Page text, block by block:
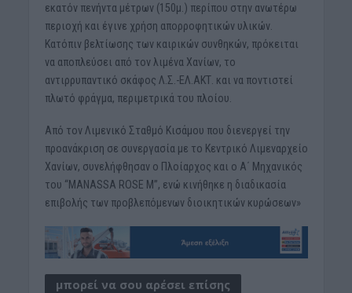
εκατόν πενήντα μέτρων (150μ.) περίπου στην ανωτέρω
περιοχή και έγινε χρήση απορροφητικών υλικών.
Κατόπιν βελτίωσης των καιρικών συνθηκών, πρόκειται
να αποπλεύσει από τον λιμένα Χανίων, το
αντιρρυπαντικό σκάφος Λ.Σ.-ΕΛ.ΑΚΤ. και να ποντιστεί
πλωτό φράγμα, περιμετρικά του πλοίου.
Από τον Λιμενικό Σταθμό Κισάμου που διενεργεί την
προανάκριση σε συνεργασία με το Κεντρικό Λιμεναρχείο
Χανίων, συνελήφθησαν ο Πλοίαρχος και ο Α΄ Μηχανικός
του “MANASSA ROSE M”, ενώ κινήθηκε η διαδικασία
επιβολής των προβλεπόμενων διοικητικών κυρώσεων»
μπορεί να σου αρέσει επίσης